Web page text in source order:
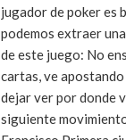
jugador de poker es
podemos extraer
de este juego: No
cartas, ve
dejar ver por donde
siguiente